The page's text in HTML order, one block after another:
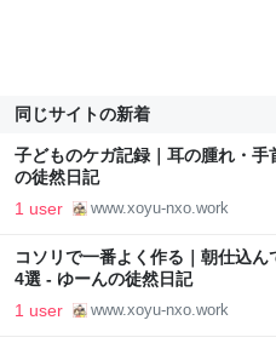
同じサイトの新着
子どものケガ記録｜耳の腫れ・
の徒然日記
1 user www.xoyu-nxo.work
コソリで一番よく作る｜朝仕込
4選 - ゆーんの徒然日記
1 user www.xoyu-nxo.work